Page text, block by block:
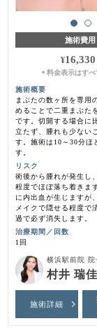
施術費用
¥16,330
＊料金表示はすべ
施術概要
まぶたの数ヶ所を専用
めることで二重まぶた
です。切開する場合に
立たず、腫れも少ない
す。施術は10～30分ほ
す。
リスク
術後から腫れが発生し
程度でほぼ落ち着きま
に内出血が生じますが
メイクで隠せる程度で
過で必ず消失します。
治療期間／回数
1回
横浜駅前院 院
村井 瑞佳
施術詳細